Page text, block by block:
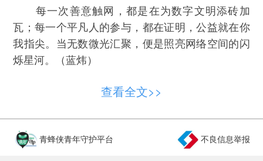
每一次善意触网，都是在为数字文明添砖加
瓦；每一个平凡人的参与，都在证明，公益就在你
我指尖。当无数微光汇聚，便是照亮网络空间的闪
烁星河。（蓝炜）
查看全文>>
青蜂侠青年守护平台 不良信息举报